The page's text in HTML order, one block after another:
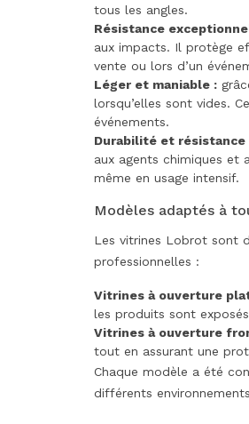
tous les angles.
Résistance
aux impacts. Il protège
vente ou lors d’un
Léger et maniable :
lorsqu’elles sont vides.
événements.
Durabilité et résistance
aux agents chimiques et
même en usage intensif.
Modèles adaptés à
Les vitrines Lobrot sont
professionnelles :
Vitrines à ouverture
les produits sont
Vitrines à ouverture
tout en assurant une
Chaque modèle a été
différents